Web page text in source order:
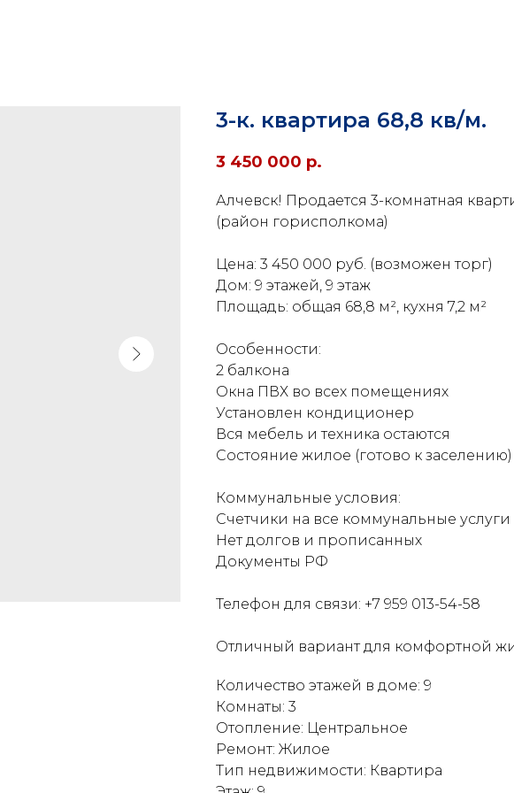
3-к. квартира 68,8 кв/м.
3 450 000 р.
Алчевск! Продается 3-комнатная
(район горисполкома)
Цена: 3 450 000 руб. (возможен торг)
Дом: 9 этажей, 9 этаж
Площадь: общая 68,8 м², кухня 7,2 м²
Особенности:
2 балкона
Окна ПВХ во всех помещениях
Установлен кондиционер
Вся мебель и техника остаются
Состояние жилое (готово к заселению)
Коммунальные условия:
Счетчики на все коммунальные услуги
Нет долгов и прописанных
Документы РФ
Телефон для связи: +7 959 013-54-58
Отличный вариант для комфортной
Количество этажей в доме: 9
Комнаты: 3
Отопление: Центральное
Ремонт: Жилое
Тип недвижимости: Квартира